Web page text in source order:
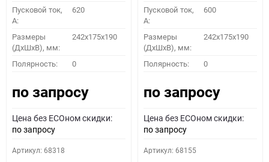
Пусковой ток,
A:
620
Размеры
(ДхШхВ), мм:
242x175x190
Полярность: 0
по запросу
Цена без ECOном скидки:
по запросу
Артикул: 68318
Пусковой ток,
A:
600
Размеры
(ДхШхВ), мм:
242x175x190
Полярность: 0
по запросу
Цена без ECOном скидки:
по запросу
Артикул: 68155